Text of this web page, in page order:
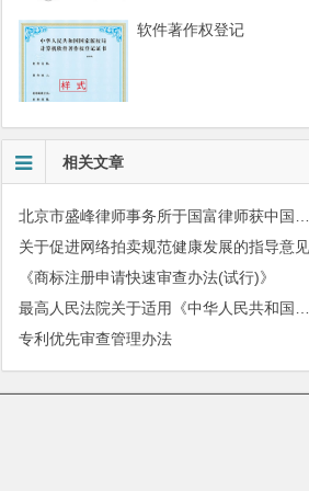
软件著作权登记
相关文章
关于促进网络拍卖规范健康发展的指导意见
《商标注册申请快速审查办法(试行)》
专利优先审查管理办法